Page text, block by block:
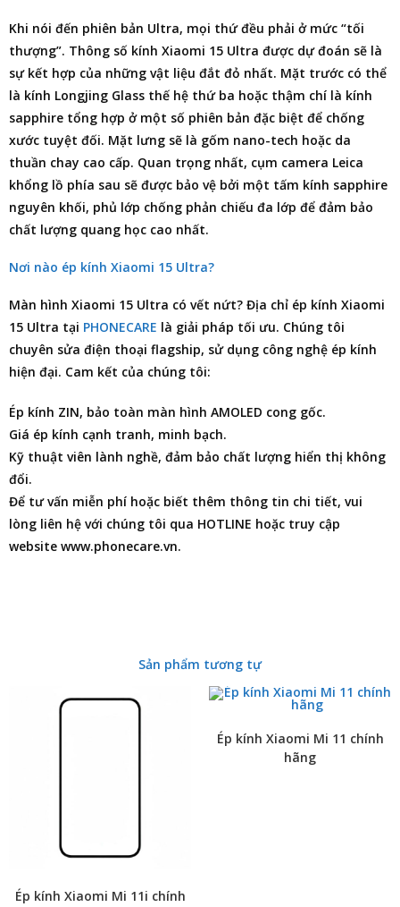
Khi nói đến phiên bản Ultra, mọi thứ đều phải ở mức “tối
thượng”. Thông số kính Xiaomi 15 Ultra được dự đoán sẽ là
sự kết hợp của những vật liệu đắt đỏ nhất. Mặt trước có thể
là kính Longjing Glass thế hệ thứ ba hoặc thậm chí là kính
sapphire tổng hợp ở một số phiên bản đặc biệt để chống
xước tuyệt đối. Mặt lưng sẽ là gốm nano-tech hoặc da
thuần chay cao cấp. Quan trọng nhất, cụm camera Leica
khổng lồ phía sau sẽ được bảo vệ bởi một tấm kính sapphire
nguyên khối, phủ lớp chống phản chiếu đa lớp để đảm bảo
chất lượng quang học cao nhất.
Nơi nào ép kính Xiaomi 15 Ultra?
Màn hình Xiaomi 15 Ultra có vết nứt? Địa chỉ ép kính Xiaomi
15 Ultra tại PHONECARE là giải pháp tối ưu. Chúng tôi
chuyên sửa điện thoại flagship, sử dụng công nghệ ép kính
hiện đại. Cam kết của chúng tôi:
Ép kính ZIN, bảo toàn màn hình AMOLED cong gốc.
Giá ép kính cạnh tranh, minh bạch.
Kỹ thuật viên lành nghề, đảm bảo chất lượng hiển thị không
đổi.
Để tư vấn miễn phí hoặc biết thêm thông tin chi tiết, vui
lòng liên hệ với chúng tôi qua HOTLINE hoặc truy cập
website www.phonecare.vn.
Sản phẩm tương tự
Ép kính Xiaomi Mi 11i chính
Ép kính Xiaomi Mi 11 chính
hãng